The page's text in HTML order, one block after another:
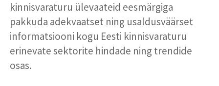
kinnisvaraturu ülevaateid eesmärgiga
pakkuda adekvaatset ning usaldusväärset
informatsiooni kogu Eesti kinnisvaraturu
erinevate sektorite hindade ning trendide
osas.